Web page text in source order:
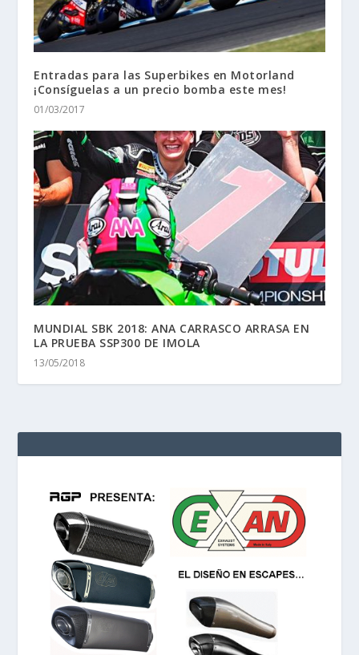
Entradas para las Superbikes en Motorland
¡Consíguelas a un precio bomba este mes!
01/03/2017
MUNDIAL SBK 2018: ANA CARRASCO ARRASA EN
LA PRUEBA SSP300 DE IMOLA
13/05/2018